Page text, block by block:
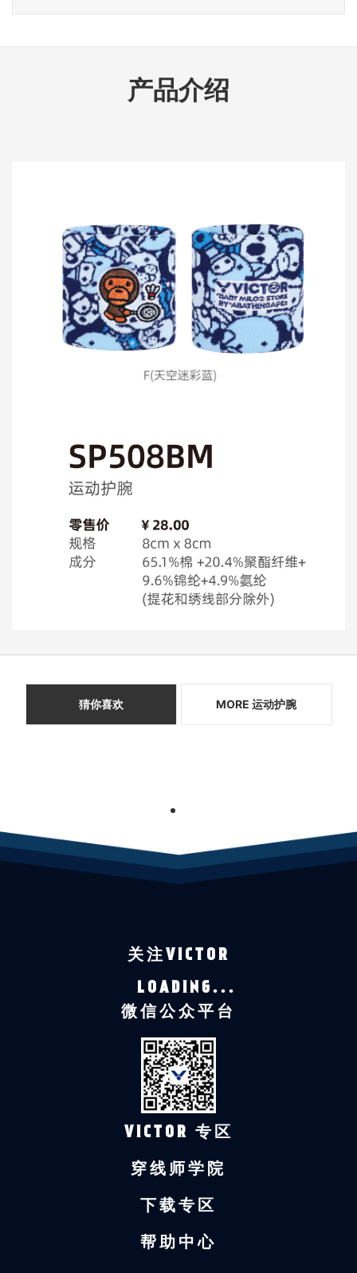
产品介绍
猜你喜欢 MORE 运动护腕
1
关注VICTOR
LOADING...
微信公众平台
VICTOR 专区
穿线师学院
下载专区
帮助中心